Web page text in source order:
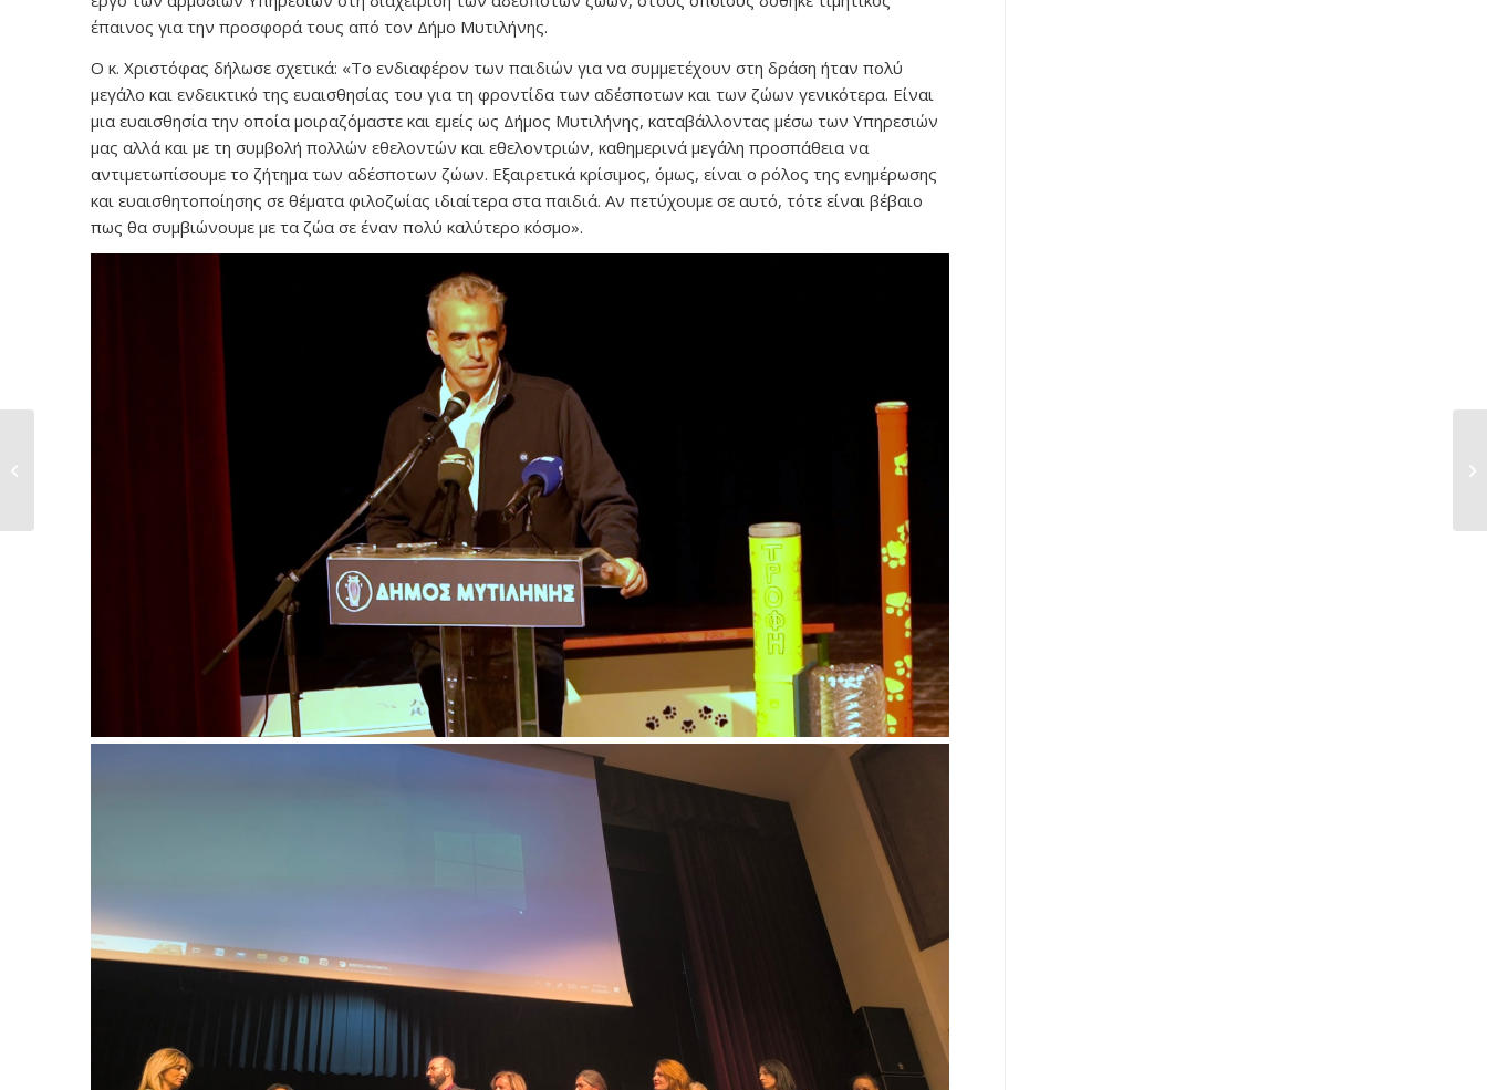
έπαινος για την προσφορά τους από τον Δήμο Μυτιλήνης.
Ο κ. Χριστόφας δήλωσε σχετικά: «Το ενδιαφέρον των παιδιών για να συμμετέχουν στη δράση ήταν πολύ
μεγάλο και ενδεικτικό της ευαισθησίας του για τη φροντίδα των αδέσποτων και των ζώων γενικότερα. Είναι
μια ευαισθησία την οποία μοιραζόμαστε και εμείς ως Δήμος Μυτιλήνης, καταβάλλοντας μέσω των Υπηρεσιών
μας αλλά και με τη συμβολή πολλών εθελοντών και εθελοντριών, καθημερινά μεγάλη προσπάθεια να
αντιμετωπίσουμε το ζήτημα των αδέσποτων ζώων. Εξαιρετικά κρίσιμος, όμως, είναι ο ρόλος της ενημέρωσης
και ευαισθητοποίησης σε θέματα φιλοζωίας ιδιαίτερα στα παιδιά. Αν πετύχουμε σε αυτό, τότε είναι βέβαιο
πως θα συμβιώνουμε με τα ζώα σε έναν πολύ καλύτερο κόσμο».